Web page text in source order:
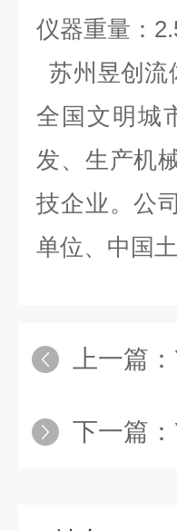
仪器重量：
苏州昱创流
全国文明城
发、生产机
技企业。公
单位、中国
上一篇：
下一篇：